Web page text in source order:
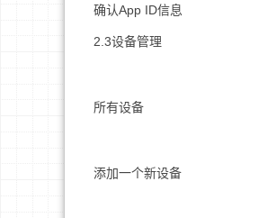
确认App ID信息
2.3设备管理
所有设备
添加一个新设备